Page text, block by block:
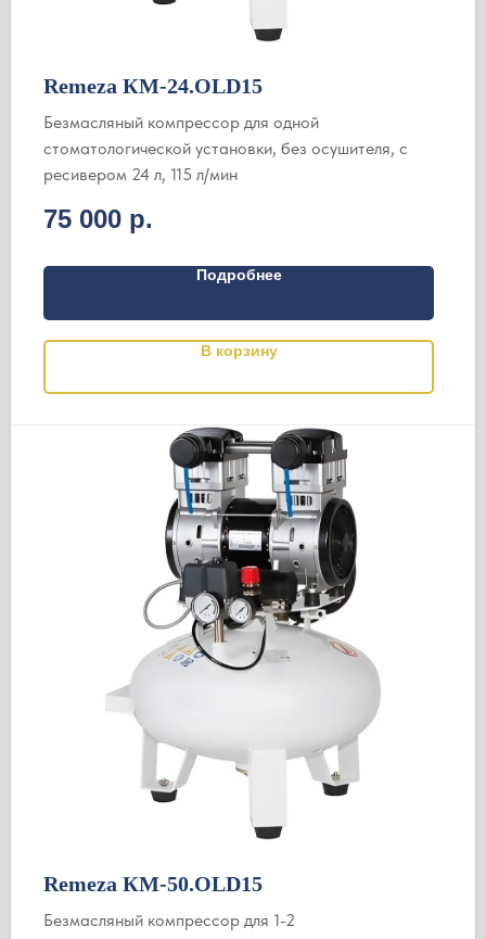
Remeza КМ-24.OLD15
Безмасляный компрессор для одной
стоматологической установки, без осушителя, с
ресивером 24 л, 115 л/мин
75 000 р.
Подробнее
В корзину
Remeza КМ-50.OLD15
Безмасляный компрессор для 1-2